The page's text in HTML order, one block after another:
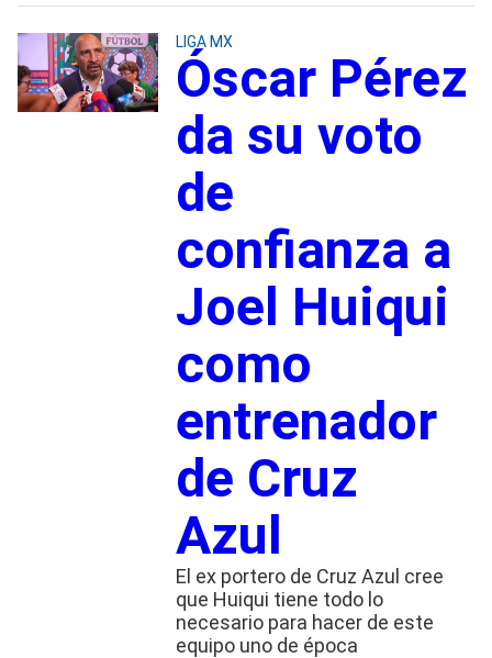
LIGA MX
Óscar Pérez
da su voto
de
confianza a
Joel Huiqui
como
entrenador
de Cruz
Azul
El ex portero de Cruz Azul cree
que Huiqui tiene todo lo
necesario para hacer de este
equipo uno de época